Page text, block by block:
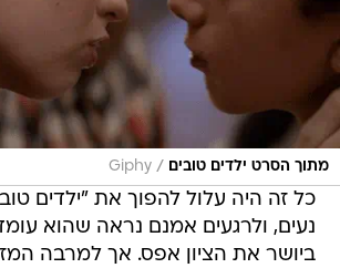
מתוך הסרט ילדים טובים /
Giphy
כל זה היה עלול להפוך את "ילדים
נעים, ולרגעים אמנם נראה שהוא
ביושר את הציון אפס. אך למרבה